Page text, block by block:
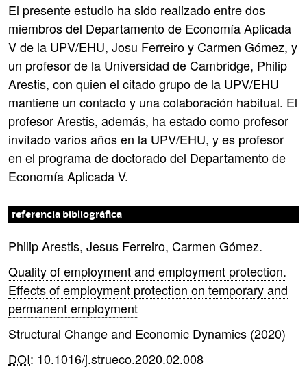
El presente estudio ha sido realizado entre dos
miembros del Departamento de Economía Aplicada
V de la UPV/EHU, Josu Ferreiro y Carmen Gómez, y
un profesor de la Universidad de Cambridge, Philip
Arestis, con quien el citado grupo de la UPV/EHU
mantiene un contacto y una colaboración habitual. El
profesor Arestis, además, ha estado como profesor
invitado varios años en la UPV/EHU, y es profesor
en el programa de doctorado del Departamento de
Economía Aplicada V.
referencia bibliográfica
Philip Arestis, Jesus Ferreiro, Carmen Gómez.
Quality of employment and employment protection.
Effects of employment protection on temporary and
permanent employment
Structural Change and Economic Dynamics (2020)
DOI: 10.1016/j.strueco.2020.02.008